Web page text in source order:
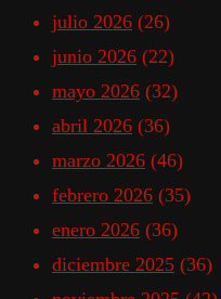
julio 2026 (26)
junio 2026 (22)
mayo 2026 (32)
abril 2026 (36)
marzo 2026 (46)
febrero 2026 (35)
enero 2026 (36)
diciembre 2025 (36)